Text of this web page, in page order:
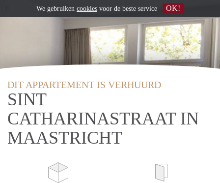
DIT APPARTEMENT IS VERHUURD
SINT
CATHARINASTRAAT IN
MAASTRICHT
We gebruiken cookies voor de beste service OK!